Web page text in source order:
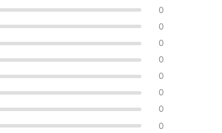
0
0
0
0
0
0
0
0